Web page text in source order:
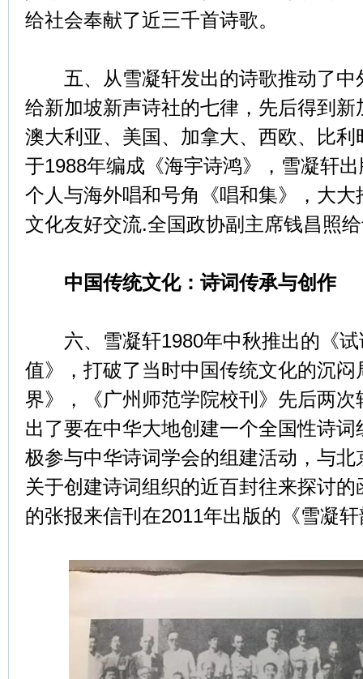
给社会奉献了近三千首诗歌。
五、从雪凝轩发出的诗歌推动了中
给新加坡新声诗社的七律，先后得到
澳大利亚、美国、加拿大、西欧、比
于1988年编成《海宇诗鸿》，雪凝轩
个人与海外唱和号角《唱和集》，大
文化友好交流.全国政协副主席钱昌照
中国传统文化：诗词传承与创作
六、雪凝轩1980年中秋推出的《试
值》，打破了当时中国传统文化的沉
界》，《广州师范学院校刊》先后两
出了要在中华大地创建一个全国性诗
极参与中华诗词学会的组建活动，与
关于创建诗词组织的近百封往来探讨
的张报来信刊在2011年出版的《雪凝